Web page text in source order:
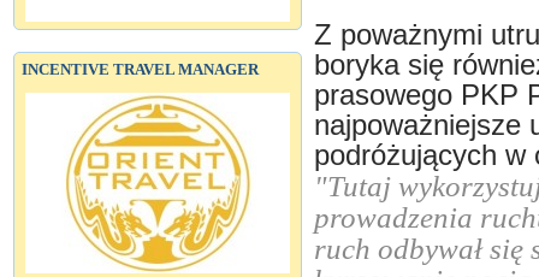
INCENTIVE TRAVEL MANAGER
Z poważnymi
boryka się
prasowego PKP
najpoważniejsze
podróżujących w
"Tutaj
prowadzenia
ruch odbywał się